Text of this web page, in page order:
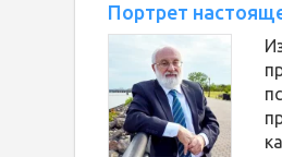
Портрет